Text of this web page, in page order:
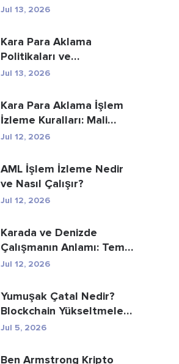
Cüzdanları Güvenli Bir Ş...
Jul 13, 2026
Kara Para Aklama
Politikaları ve
Prosedürleri: Eksiksiz Bir
Jul 13, 2026
Kara Para Aklama İşlem
İzleme Kuralları: Mali
Suçları Nasıl...
Jul 12, 2026
AML İşlem İzleme Nedir
ve Nasıl Çalışır?
Jul 12, 2026
Karada ve Denizde
Çalışmanın Anlamı: Temel
Farklar Açıkland...
Jul 12, 2026
Yumuşak Çatal Nedir?
Blockchain Yükseltmeleri
Açıklanıyor
Jul 5, 2026
Ben Armstrong Kripto